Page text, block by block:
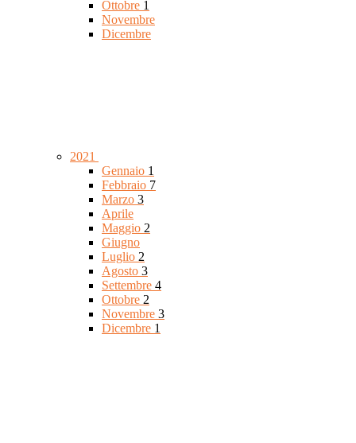
Ottobre 1
Novembre
Dicembre
2021
Gennaio 1
Febbraio 7
Marzo 3
Aprile
Maggio 2
Giugno
Luglio 2
Agosto 3
Settembre 4
Ottobre 2
Novembre 3
Dicembre 1